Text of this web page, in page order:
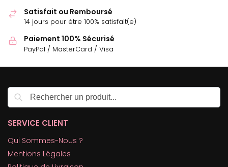
Satisfait ou Remboursé
14 jours pour être 100% satisfait(e)
Paiement 100% Sécurisé
PayPal / MasterCard / Visa
SERVICE CLIENT
Qui Sommes-Nous ?
Mentions Légales